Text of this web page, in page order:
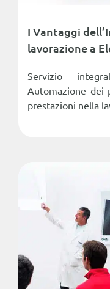
I Vantaggi
lavorazione a
Servizio
Automazione dei
prestazioni nella